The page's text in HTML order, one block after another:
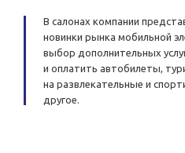
В салонах компании
новинки рынка мобильной
выбор дополнительных
и оплатить автобилеты,
на развлекательные и
другое.